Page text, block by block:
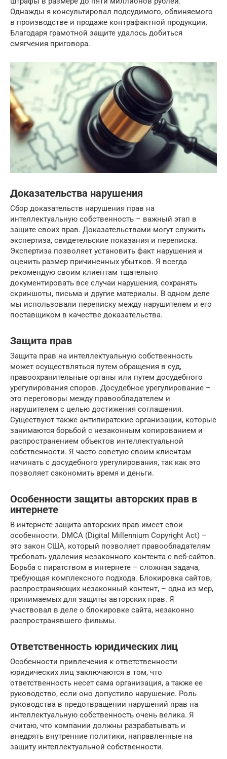
Однажды я консультировал подсудимого, обвиняемого
в производстве и продаже контрафактной продукции.
Благодаря грамотной защите удалось добиться
смягчения приговора.
Доказательства нарушения
Сбор доказательств нарушения прав на
интеллектуальную собственность – важный этап в
защите своих прав. Доказательствами могут служить
экспертиза, свидетельские показания и переписка.
Экспертиза позволяет установить факт нарушения и
оценить размер причиненных убытков. Я всегда
рекомендую своим клиентам тщательно
документировать все случаи нарушения, сохранять
скриншоты, письма и другие материалы. В одном деле
мы использовали переписку между нарушителем и его
поставщиком в качестве доказательства.
Защита прав
Защита прав на интеллектуальную собственность
может осуществляться путем обращения в суд,
правоохранительные органы или путем досудебного
урегулирования споров. Досудебное урегулирование –
это переговоры между правообладателем и
нарушителем с целью достижения соглашения.
Существуют также антипиратские организации, которые
занимаются борьбой с незаконным копированием и
распространением объектов интеллектуальной
собственности. Я часто советую своим клиентам
начинать с досудебного урегулирования, так как это
позволяет сэкономить время и деньги.
Особенности защиты авторских прав в
интернете
В интернете защита авторских прав имеет свои
особенности. DMCA (Digital Millennium Copyright Act) –
это закон США, который позволяет правообладателям
требовать удаления незаконного контента с веб-сайтов.
Борьба с пиратством в интернете – сложная задача,
требующая комплексного подхода. Блокировка сайтов,
распространяющих незаконный контент, – одна из мер,
принимаемых для защиты авторских прав. Я
участвовал в деле о блокировке сайта, незаконно
распространявшего фильмы.
Ответственность юридических лиц
Особенности привлечения к ответственности
юридических лиц заключаются в том, что
ответственность несет сама организация, а также ее
руководство, если оно допустило нарушение. Роль
руководства в предотвращении нарушений прав на
интеллектуальную собственность очень велика. Я
считаю, что компании должны разрабатывать и
внедрять внутренние политики, направленные на
защиту интеллектуальной собственности.